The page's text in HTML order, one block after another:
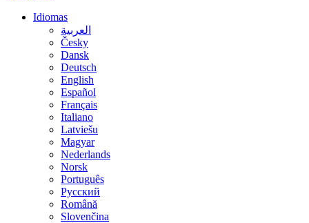
Idiomas
العربية
Česky
Dansk
Deutsch
English
Español
Français
Italiano
Latviešu
Magyar
Nederlands
Norsk
Português
Русский
Română
Slovenčina